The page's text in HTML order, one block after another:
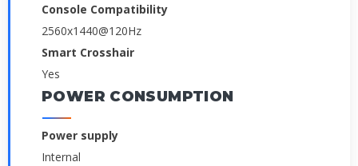
Console Compatibility
2560x1440@120Hz
Smart Crosshair
Yes
POWER CONSUMPTION
Power supply
Internal